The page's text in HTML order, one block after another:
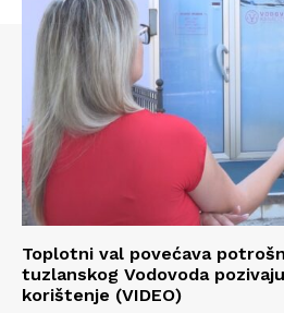
Info
O nama
Kontakt
Impressum
Toplotni val povećava
tuzlanskog Vodovoda
korištenje (VIDEO)